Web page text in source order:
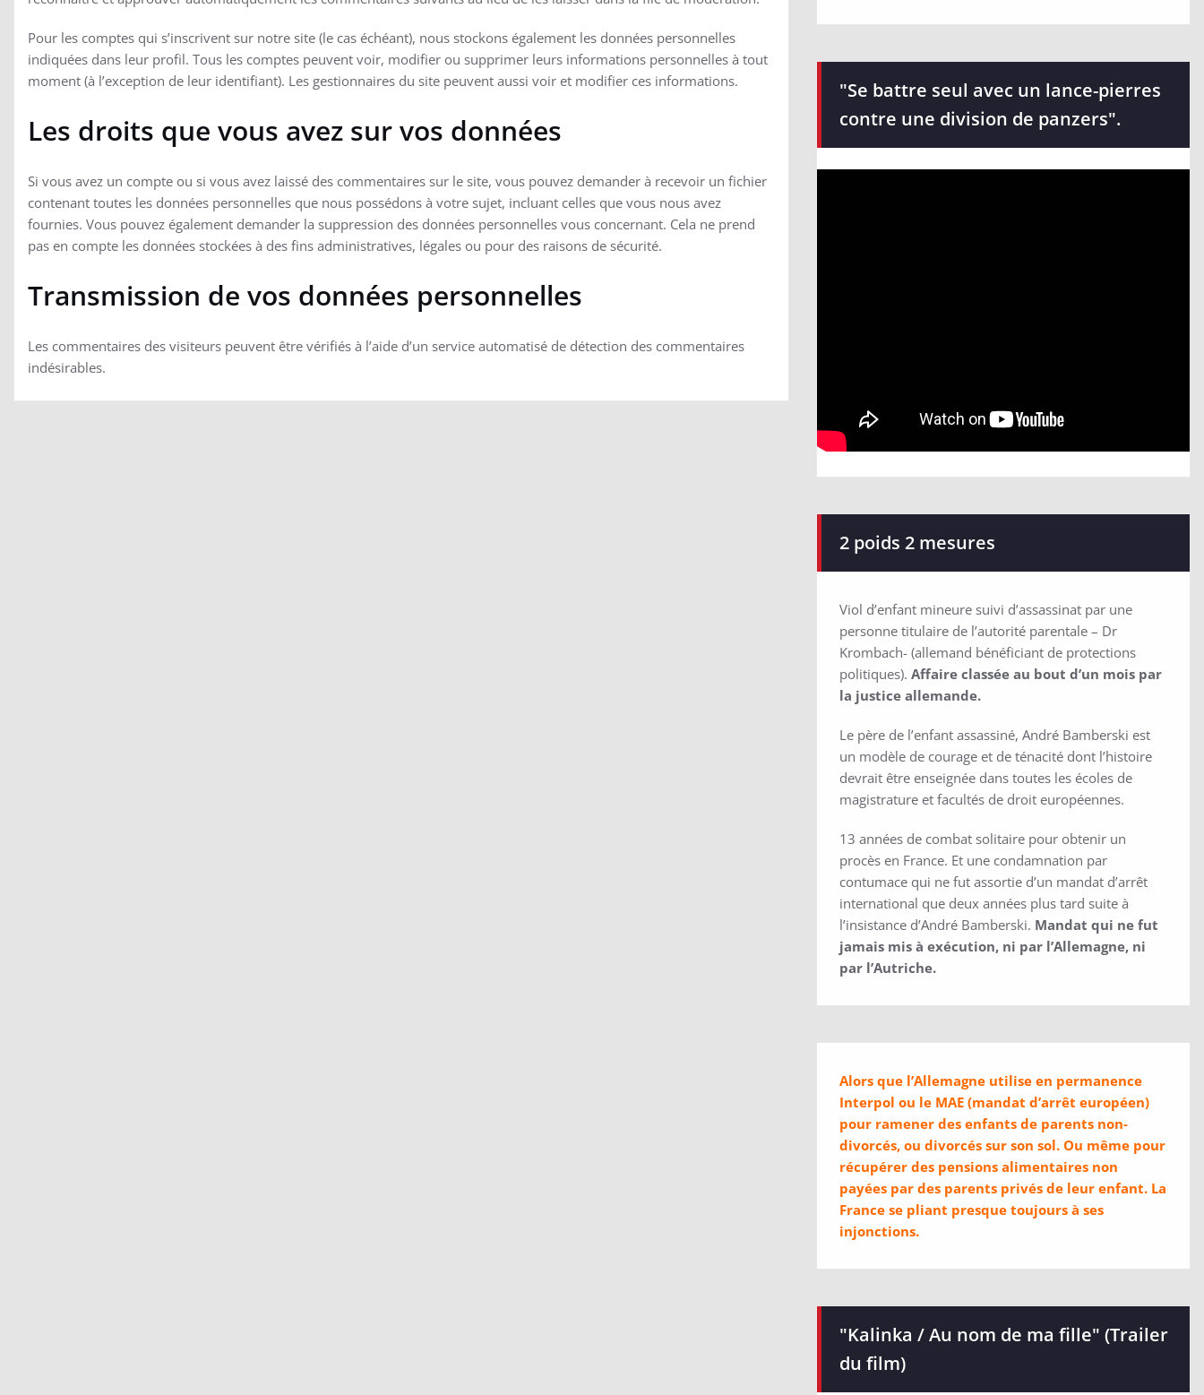
Pour les comptes qui s’inscrivent sur notre site (le cas échéant), nous stockons également les données personnelles
indiquées dans leur profil. Tous les comptes peuvent voir, modifier ou supprimer leurs informations personnelles à tout
moment (à l’exception de leur identifiant). Les gestionnaires du site peuvent aussi voir et modifier ces informations.
Les droits que vous avez sur vos données
Si vous avez un compte ou si vous avez laissé des commentaires sur le site, vous pouvez demander à recevoir un fichier
contenant toutes les données personnelles que nous possédons à votre sujet, incluant celles que vous nous avez
fournies. Vous pouvez également demander la suppression des données personnelles vous concernant. Cela ne prend
pas en compte les données stockées à des fins administratives, légales ou pour des raisons de sécurité.
Transmission de vos données personnelles
Les commentaires des visiteurs peuvent être vérifiés à l’aide d’un service automatisé de détection des commentaires
indésirables.
"Se battre seul avec un lance-pierres
contre une division de panzers".
2 poids 2 mesures
Viol d’enfant mineure suivi d’assassinat par une
personne titulaire de l’autorité parentale – Dr
Krombach- (allemand bénéficiant de protections
politiques). Affaire classée au bout d’un mois par
la justice allemande.
Le père de l’enfant assassiné, André Bamberski est
un modèle de courage et de ténacité dont l’histoire
devrait être enseignée dans toutes les écoles de
magistrature et facultés de droit européennes.
13 années de combat solitaire pour obtenir un
procès en France. Et une condamnation par
contumace qui ne fut assortie d’un mandat d’arrêt
international que deux années plus tard suite à
l’insistance d’André Bamberski. Mandat qui ne fut
jamais mis à exécution, ni par l’Allemagne, ni
par l’Autriche.
Alors que l’Allemagne utilise en permanence
Interpol ou le MAE (mandat d’arrêt européen)
pour ramener des enfants de parents non-
divorcés, ou divorcés sur son sol. Ou même pour
récupérer des pensions alimentaires non
payées par des parents privés de leur enfant. La
France se pliant presque toujours à ses
injonctions.
"Kalinka / Au nom de ma fille" (Trailer
du film)